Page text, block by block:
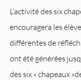
L’activité des six
encouragera les
différentes de
ont été générées
des six « chapeaux